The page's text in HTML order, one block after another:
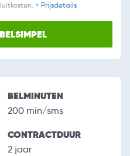
+ Prijsdetails
BELMINUTEN
200 min/sms
CONTRACTDUUR
2 jaar